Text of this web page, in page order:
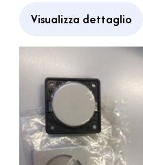
Visualizza dettaglio